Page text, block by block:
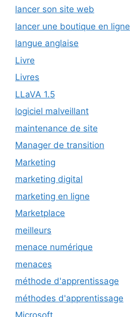
lancer son site web
lancer une boutique en ligne
langue anglaise
Livre
Livres
LLaVA 1.5
logiciel malveillant
maintenance de site
Manager de transition
Marketing
marketing digital
marketing en ligne
Marketplace
meilleurs
menace numérique
menaces
méthode d'apprentissage
méthodes d'apprentissage